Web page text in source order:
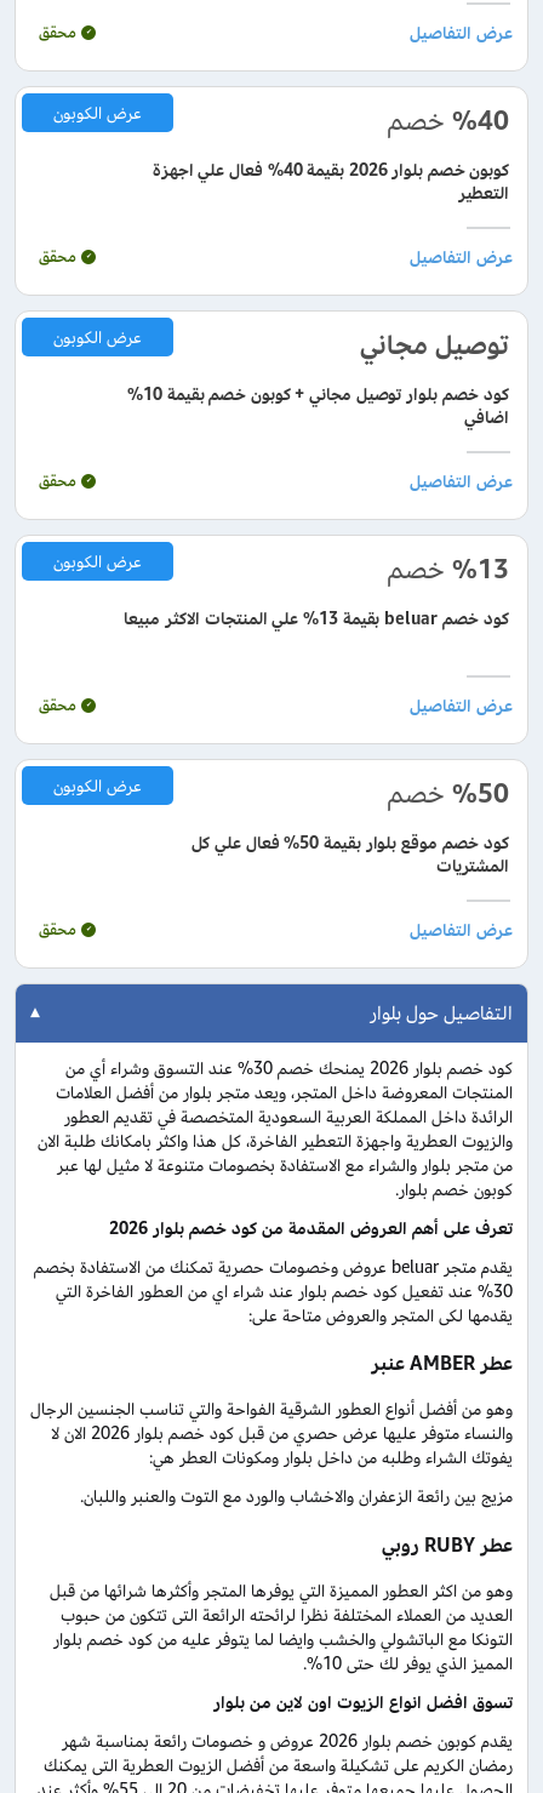
محقق
%40 خصم
كوبون خصم بلوار 2026 بقيمة 40% فعال علي اجهزة
التعطير
عرض الكوبون
محقق
توصيل مجاني
كود خصم بلوار توصيل مجاني + كوبون خصم بقيمة 10%
اضافي
عرض الكوبون
محقق
%13 خصم
كود خصم beluar بقيمة 13% علي المنتجات الاكثر مبيعا
عرض الكوبون
محقق
%50 خصم
كود خصم موقع بلوار بقيمة 50% فعال علي كل
المشتريات
عرض الكوبون
محقق
التفاصيل حول بلوار
كود خصم بلوار 2026 يمنحك خصم 30% عند التسوق وشراء أي من
المنتجات المعروضة داخل المتجر، ويعد متجر بلوار من أفضل العلامات
الرائدة داخل المملكة العربية السعودية المتخصصة في تقديم العطور
والزيوت العطرية واجهزة التعطير الفاخرة، كل هذا واكثر بامكانك طلبة الان
من متجر بلوار والشراء مع الاستفادة بخصومات متنوعة لا مثيل لها عبر
كوبون خصم بلوار.
تعرف على أهم العروض المقدمة من كود خصم بلوار 2026
يقدم متجر beluar عروض وخصومات حصرية تمكنك من الاستفادة بخصم
30% عند تفعيل كود خصم بلوار عند شراء اي من العطور الفاخرة التي
يقدمها لكى المتجر والعروض متاحة على:
عطر AMBER عنبر
وهو من أفضل أنواع العطور الشرقية الفواحة والتي تناسب الجنسين الرجال
والنساء متوفر عليها عرض حصري من قبل كود خصم بلوار 2026 الان لا
يفوتك الشراء وطلبه من داخل بلوار ومكونات العطر هي:
مزيج بين رائعة الزعفران والاخشاب والورد مع التوت والعنبر واللبان.
عطر RUBY روبي
وهو من اكثر العطور المميزة التي يوفرها المتجر وأكثرها شرائها من قبل
العديد من العملاء المختلفة نظرا لرائحته الرائعة التى تتكون من حبوب
التونكا مع الباتشولي والخشب وايضا لما يتوفر عليه من كود خصم بلوار
المميز الذي يوفر لك حتى 10%.
تسوق افضل انواع الزيوت اون لاين من بلوار
يقدم كوبون خصم بلوار 2026 عروض و خصومات رائعة بمناسبة شهر
رمضان الكريم على تشكيلة واسعة من أفضل الزيوت العطرية التى يمكنك